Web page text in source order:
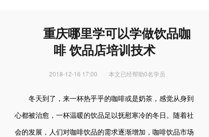
重庆哪里学可以学做饮品咖
啡 饮品店培训技术
2018-12-16 17:00 本文已经帮助0名学员
冬天到了，来一杯热乎乎的咖啡或是奶茶，感觉从身到
心都被治愈，一杯温暖的饮品足以抚慰寒冷的冬日。​随着社
会的发展，人们对咖啡饮品的需求逐渐增加，咖啡饮品市场